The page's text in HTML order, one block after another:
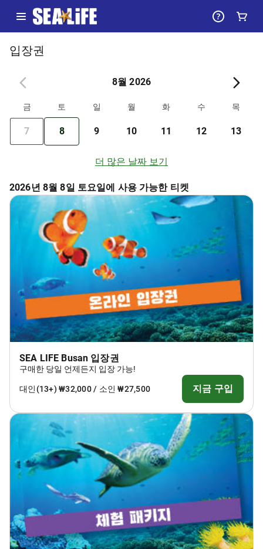
입장권
8월 2026
금 토 일 월 화 수 목
7 8 9 10 11 12 13
더 많은 날짜 보기
2026년 8월 8일 토요일에 사용 가능한 티켓
SEA LIFE Busan 입장권
구매한 당일 언제든지 입장 가능!
대인(13+) ₩32,000 / 소인 ₩27,500 지금 구입